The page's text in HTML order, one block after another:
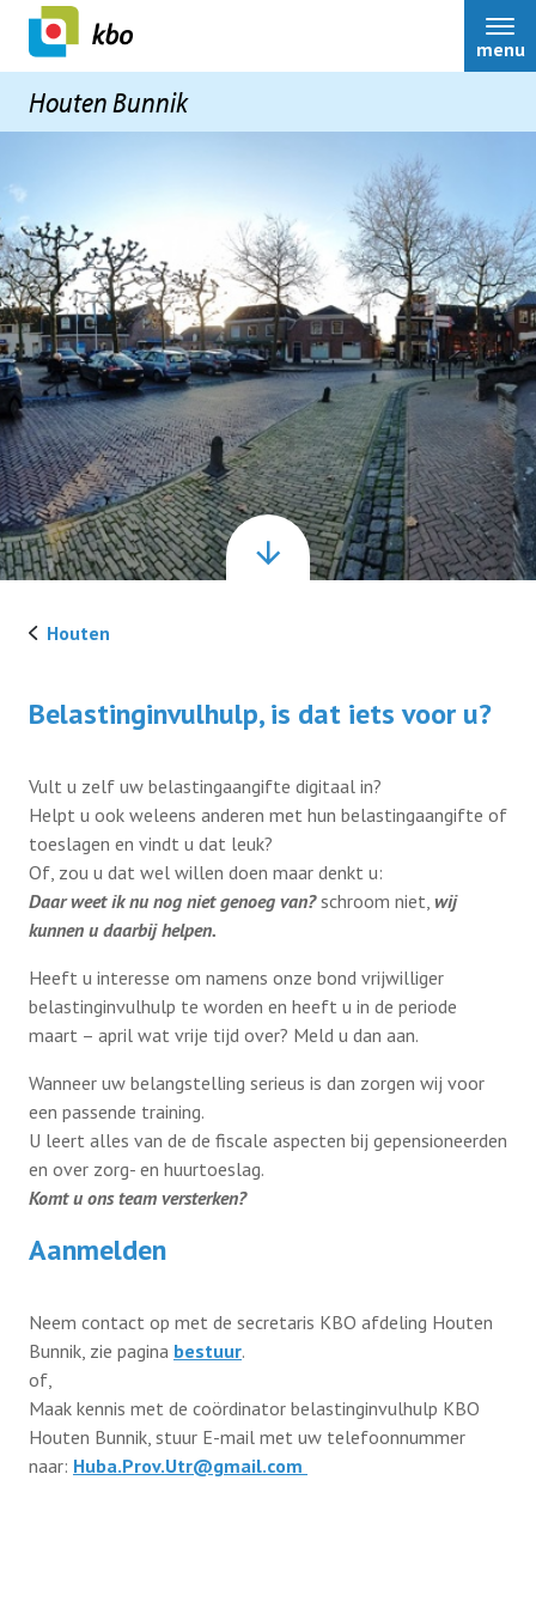
Houten Bunnik
menu
bestuur
Over ons
Nieuws
Contact
Ledenservice
Lid worden
Houten
Belastinginvulhulp, is dat iets voor u?
Vult u zelf uw belastingaangifte digitaal in?
Helpt u ook weleens anderen met hun belastingaangifte of
toeslagen en vindt u dat leuk?
Of, zou u dat wel willen doen maar denkt u:
Daar weet ik nu nog niet genoeg van?schroom niet, wij
kunnen u daarbij helpen.
Heeft u interesse om namens onze bond vrijwilliger
belastinginvulhulp te worden en heeft u in de periode
maart – april wat vrije tijd over? Meld u dan aan.
Wanneer uw belangstelling serieus is dan zorgen wij voor
een passende training.
U leert alles van de de fiscale aspecten bij gepensioneerden
en over zorg- en huurtoeslag.
Komt u ons team versterken?
Aanmelden
Neem contact op met de secretaris KBO afdeling Houten
Bunnik, zie pagina bestuur.
of,
Maak kennis met de coördinator belastinginvulhulp KBO
Houten Bunnik, stuur E-mail met uw telefoonnummer
naar: Huba.Prov.Utr@gmail.com